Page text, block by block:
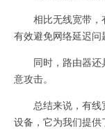
相比无线宽带，
有效避免网络延迟问
同时，路由器还
意攻击。
总结来说，有线
设备，它为我们提供